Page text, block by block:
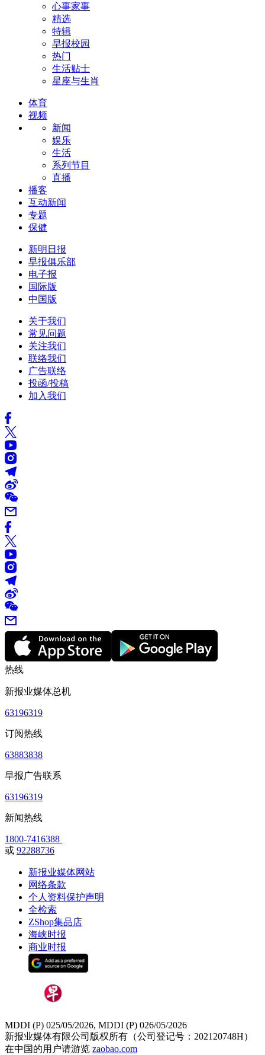
心事家事
精选
特辑
早报校园
热门
生活贴士
星座与生肖
体育
视频
新闻
娱乐
生活
系列节目
直播
播客
互动新闻
专题
保健
新明日报
早报俱乐部
电子报
国际版
中国版
关于我们
常见问题
关注我们
联络我们
广告联络
投函/投稿
加入我们
热线
新报业媒体总机
63196319
订阅热线
63883838
早报广告联系
63196319
新闻热线
1800-7416388
或 92288736
新报业媒体网站
网络条款
个人资料保护声明
全检索
ZShop集品店
海峡时报
商业时报
MDDI (P) 025/05/2026, MDDI (P) 026/05/2026
新报业媒体有限公司版权所有（公司登记号：202120748H）
在中国的用户请游览 zaobao.com